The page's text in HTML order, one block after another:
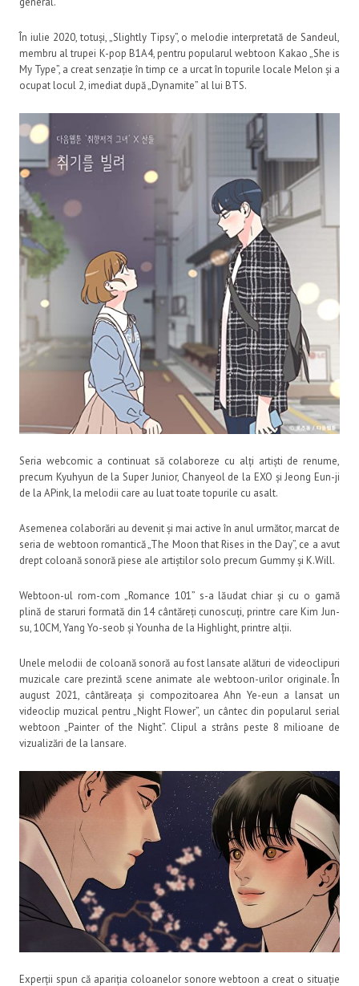
În iulie 2020, totuși, „Slightly Tipsy”, o melodie interpretată de Sandeul,
membru al trupei K-pop B1A4, pentru popularul webtoon Kakao „She is
My Type”, a creat senzație în timp ce a urcat în topurile locale Melon și a
ocupat locul 2, imediat după „Dynamite” al lui BTS.
Seria webcomic a continuat să colaboreze cu alți artiști de renume,
precum Kyuhyun de la Super Junior, Chanyeol de la EXO și Jeong Eun-ji
de la APink, la melodii care au luat toate topurile cu asalt.
Asemenea colaborări au devenit și mai active în anul următor, marcat de
seria de webtoon romantică „The Moon that Rises in the Day”, ce a avut
drept coloană sonoră piese ale artiștilor solo precum Gummy și K.Will.
Webtoon-ul rom-com „Romance 101” s-a lăudat chiar și cu o gamă
plină de staruri formată din 14 cântăreți cunoscuți, printre care Kim Jun-
su, 10CM, Yang Yo-seob și Younha de la Highlight, printre alții.
Unele melodii de coloană sonoră au fost lansate alături de videoclipuri
muzicale care prezintă scene animate ale webtoon-urilor originale. În
august 2021, cântăreața și compozitoarea Ahn Ye-eun a lansat un
videoclip muzical pentru „Night Flower”, un cântec din popularul serial
webtoon „Painter of the Night”. Clipul a strâns peste 8 milioane de
vizualizări de la lansare.
Experții spun că apariția coloanelor sonore webtoon a creat o situație